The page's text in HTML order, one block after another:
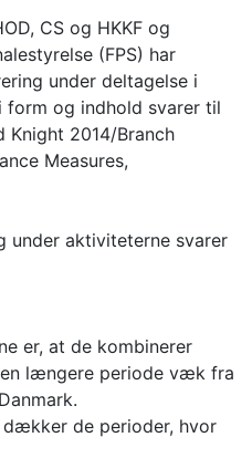
CS og HKKF og
(FPS) har
under deltagelse i
og indhold svarer til
Knight 2014/Branch
Measures,
under aktiviteterne svarer
er, at de kombinerer
længere periode væk fra
de perioder, hvor